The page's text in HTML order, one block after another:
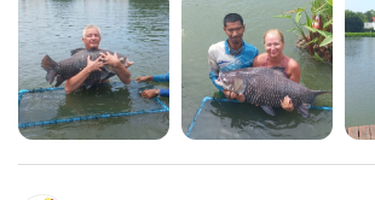
experience!